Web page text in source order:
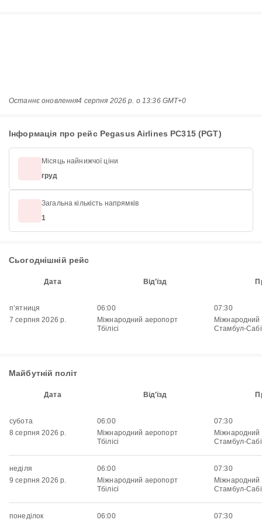
Останнє оновлення4 серпня 2026 р. о 13:36 GMT+0
Інформація про рейс Pegasus Airlines PC315 (PGT)
Місяць найнижчої ціни
груд
Загальна кількість напрямків
1
Сьогоднішній рейс
Дата Від'їзд
пʼятниця
7 серпня 2026 р.
06:00
Міжнародний аеропорт
Тбілісі
07:30
Міжнародний
Стамбул-
Майбутній політ
Дата Від'їзд
субота
8 серпня 2026 р.
06:00
Міжнародний аеропорт
Тбілісі
07:30
Міжнародний
Стамбул-
неділя
9 серпня 2026 р.
06:00
Міжнародний аеропорт
Тбілісі
07:30
Міжнародний
Стамбул-
понеділок
06:00
07:30